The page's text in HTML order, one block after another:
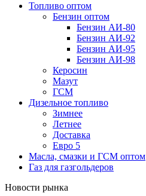
Топливо оптом
Бензин оптом
Бензин АИ-80
Бензин АИ-92
Бензин АИ-95
Бензин АИ-98
Керосин
Мазут
ГСМ
Дизельное топливо
Зимнее
Летнее
Доставка
Евро 5
Масла, смазки и ГСМ оптом
Газ для газгольдеров
Новости рынка